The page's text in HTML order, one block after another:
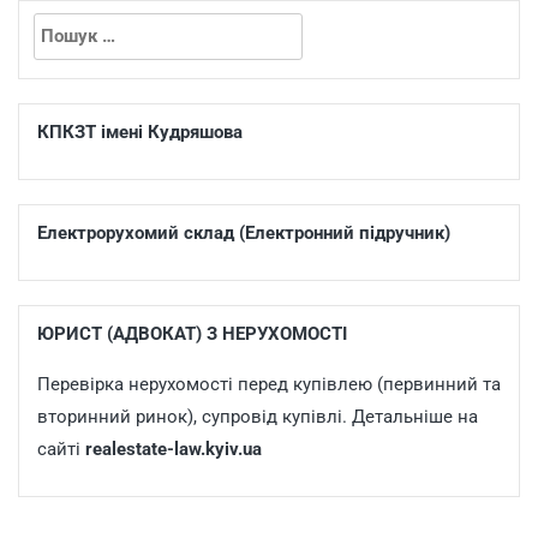
КПКЗТ імені Кудряшова
Електрорухомий склад (Електронний підручник)
ЮРИСТ (АДВОКАТ) З НЕРУХОМОСТІ
Перевірка нерухомості перед купівлею (первинний та
вторинний ринок), супровід купівлі. Детальніше на
сайті realestate-law.kyiv.ua